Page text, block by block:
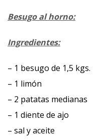
Besugo al horno:
Ingredientes:
– 1 besugo de 1,5 kgs.
– 1 limón
– 2 patatas medianas
– 1 diente de ajo
– sal y aceite